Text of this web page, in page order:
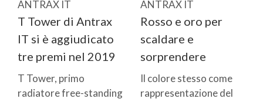
ANTRAX IT
T Tower di Antrax
IT si è aggiudicato
tre premi nel 2019
T Tower, primo
radiatore free-standing
ANTRAX IT
Rosso e oro per
scaldare e
sorprendere
Il colore stesso come
rappresentazione del